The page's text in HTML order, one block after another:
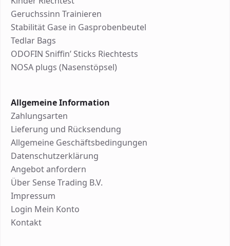
Geruchssinn Trainieren
Stabilität Gase in Gasprobenbeutel
Tedlar Bags
ODOFIN Sniffin’ Sticks Riechtests
NOSA plugs (Nasenstöpsel)
Allgemeine Information
Zahlungsarten
Lieferung und Rücksendung
Allgemeine Geschäftsbedingungen
Datenschutzerklärung
Angebot anfordern
Über Sense Trading B.V.
Impressum
Login Mein Konto
Kontakt